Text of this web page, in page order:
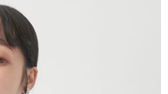
額請依後續交易確認頁面所載為準。
交易或遇審核未通過，訂單將自動取
表示未達大哥付你分期系統評分，恕無
付你分期」於每月結算日後寄送繳費提
才付款」的支付方式。 讓您購物簡單
、不需儲值。
，即可結帳。
付款。
)免運費